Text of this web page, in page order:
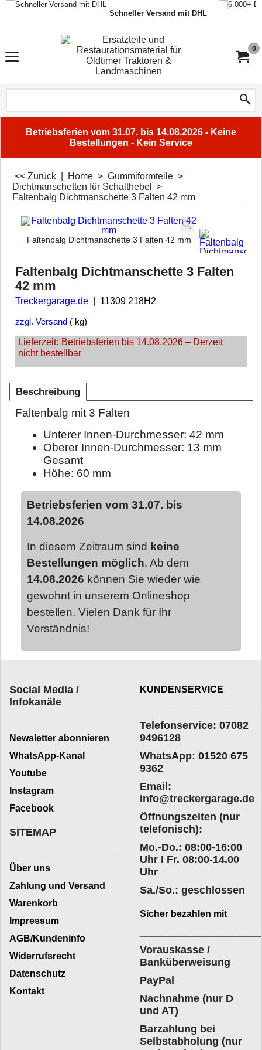
Schneller Versand mit DHL
0
Betriebsferien vom 31.07. bis 14.08.2026 - Keine
Bestellungen - Kein Service
<< Zurück Home > Gummiformteile >
Dichtmanschetten für Schalthebel
>
Faltenbalg Dichtmanschette 3 Falten 42 mm
Faltenbalg Dichtmanschette 3 Falten 42 mm
Faltenbalg Dichtmanschette 3 Falten
42 mm
Treckergarage.de 11309 218H2
zzgl. Versand kg
Lieferzeit: Betriebsferien bis 14.08.2026 – Derzeit
nicht bestellbar
Beschreibung
Faltenbalg mit 3 Falten
Unterer Innen-Durchmesser: 42 mm
Oberer Innen-Durchmesser: 13 mm
Gesamt
Höhe: 60 mm
Betriebsferien vom 31.07. bis
14.08.2026
In diesem Zeitraum sind keine
Bestellungen möglich. Ab dem
14.08.2026 können Sie wieder wie
gewohnt in unserem Onlineshop
bestellen. Vielen Dank für Ihr
Verständnis!
Social Media /
Infokanäle
_________________________
Newsletter abonnieren
WhatsApp-Kanal
Youtube
Instagram
Facebook
KUNDENSERVICE
Telefonservice: 07082
9496128
WhatsApp: 01520 675
9362
Email:
info@treckergarage.de
Öffnungszeiten (nur
telefonisch):
Mo.-Do.: 08:00-16:00
Uhr I Fr. 08:00-14.00
Uhr
Sa./So.: geschlossen
SITEMAP
Über uns
Zahlung und Versand
Warenkorb
Impressum
AGB/Kundeninfo
Widerrufsrecht
Datenschutz
Kontakt
Sicher bezahlen mit
Vorauskasse /
Banküberweisung
PayPal
Nachnahme (nur D
und AT)
Barzahlung bei
Selbstabholung (nur